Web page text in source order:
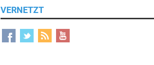
VERNETZT